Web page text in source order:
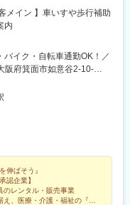
メイン 】車いすや歩行補助
内
バイク・自転車通勤OK！／
阪府箕面市如意谷2-10-
伸ばそう』
認企業】
のレンタル・販売事業
、医療・介護・福祉の『専